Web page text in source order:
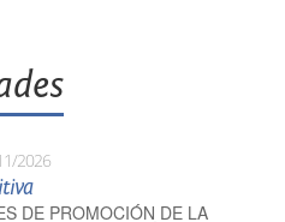
2026
DE PROMOCIÓN DE LA